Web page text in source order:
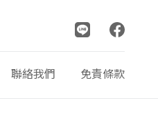
聯絡我們 免責條款